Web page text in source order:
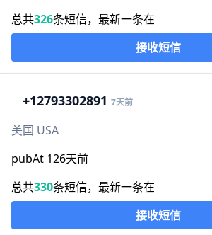
总共326条短信，最新一条在
接收短信
+12793302891 7天前
美国 USA
pubAt 126天前
总共330条短信，最新一条在
接收短信